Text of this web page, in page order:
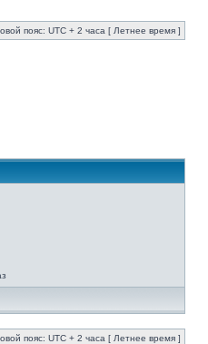
пояс: UTC + 2 часа [ Летнее время ]
пояс: UTC + 2 часа [ Летнее время ]